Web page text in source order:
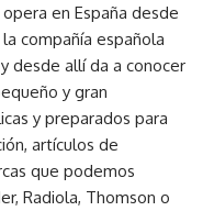
en España desde
compañía española
desde allí da a conocer
y gran
y preparados para
artículos de
que podemos
Radiola, Thomson o